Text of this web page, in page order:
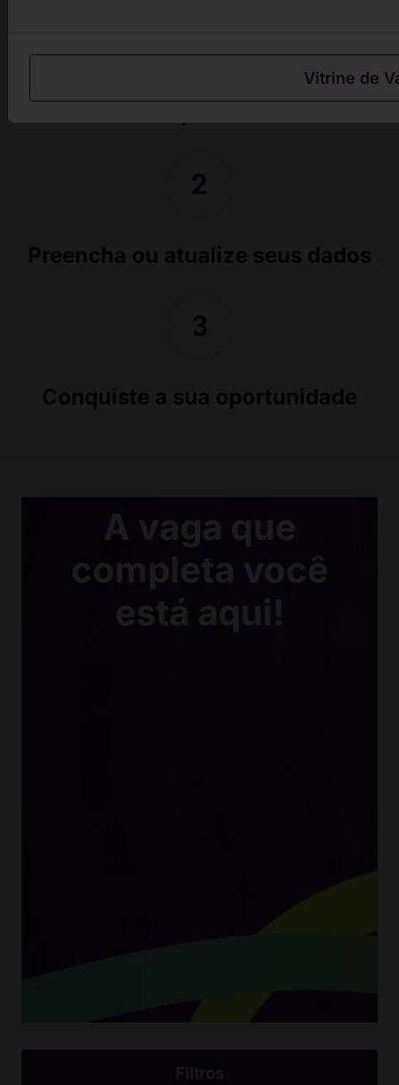
Preencha ou atualize seus dados
Conquiste a sua oportunidade
A vaga que
completa você
está aqui!
Filtros
Vitrine de